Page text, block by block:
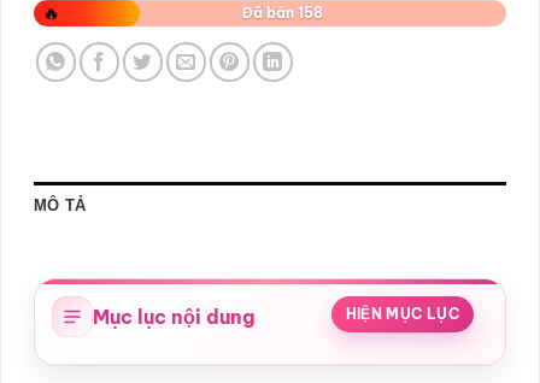
🔥 Đã bán 158
MÔ TẢ
Mục lục nội dung HIỆN MỤC LỤC